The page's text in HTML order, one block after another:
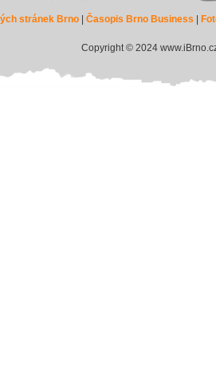
stránek Brno |Časopis Brno Business
Copyright © 2024